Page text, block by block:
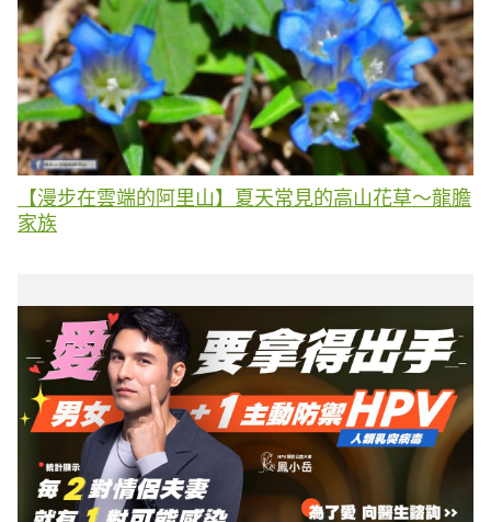
【漫步在雲端的阿里山】夏天常見的高山花草～龍膽
家族